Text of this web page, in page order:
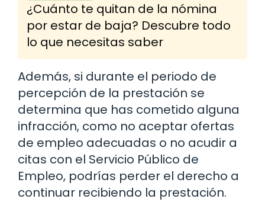
¿Cuánto te quitan de la nómina
por estar de baja? Descubre todo
lo que necesitas saber
Además, si durante el periodo de
percepción de la prestación se
determina que has cometido alguna
infracción, como no aceptar ofertas
de empleo adecuadas o no acudir a
citas con el Servicio Público de
Empleo, podrías perder el derecho a
continuar recibiendo la prestación.